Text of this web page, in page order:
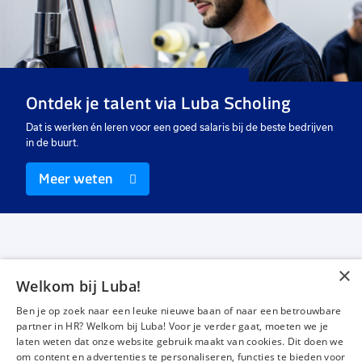
favorieten
Sloper
40 uur
Vast
Montagemedewerker
40 uur
Vast
Ontdek je talent via Luba Scholing
Dat is werken én leren voor een goed salaris bij de beste bedrijven
in de buurt.
Meer weten
Werken bij Luba
Voor werkgevers
Mijn Luba
Contact
×
Welkom bij Luba!
Ben je op zoek naar een leuke nieuwe baan of naar een betrouwbare
partner in HR? Welkom bij Luba! Voor je verder gaat, moeten we je
laten weten dat onze website gebruik maakt van cookies. Dit doen we
om content en advertenties te personaliseren, functies te bieden voor